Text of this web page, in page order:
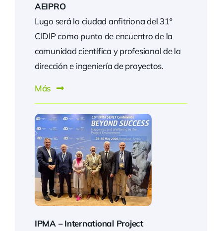
AEIPRO
Lugo será la ciudad anfitriona del 31º
CIDIP como punto de encuentro de la
comunidad científica y profesional de la
dirección e ingeniería de proyectos.
Más
IPMA – International Project